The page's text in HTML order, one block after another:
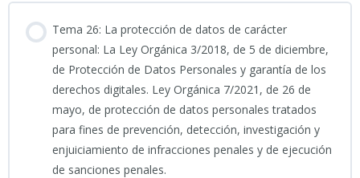
SIMULACRO 2_TEMA 24 CIENCIAS JURÍDICAS_20 preguntas
SIMULACRO 3_TEMA 24 CIENCIAS JURÍDICAS_20 preguntas
SIMULACRO 4_TEMA 24 CIENCIAS JURÍDICAS_20 preguntas
0% COMPLETADO 0/10 Pasos
14_05_2026_Clase grabada Tema 25 CNP
SIMULACRO 1_ 100 PREGUNTAS TEMA 25 CNP 2026
Tema 26: La protección de datos de carácter
personal: La Ley Orgánica 3/2018, de 5 de diciembre,
de Protección de Datos Personales y garantía de los
derechos digitales. Ley Orgánica 7/2021, de 26 de
mayo, de protección de datos personales tratados
para fines de prevención, detección, investigación y
enjuiciamiento de infracciones penales y de ejecución
de sanciones penales.